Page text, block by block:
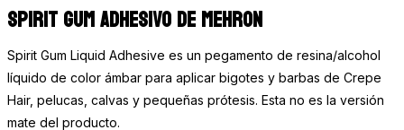
Spirit Gum adhesivo de Mehron
Spirit Gum Liquid Adhesive es un pegamento de resina/alcohol
líquido de color ámbar para aplicar bigotes y barbas de Crepe
Hair, pelucas, calvas y pequeñas prótesis. Esta no es la versión
mate del producto.